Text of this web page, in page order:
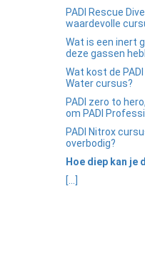
PADI Rescue
waardevolle
Wat is een inert
deze gassen
Wat kost de
Water cursus?
PADI zero to
om PADI
PADI Nitrox
overbodig?
Hoe diep kan je
[...]